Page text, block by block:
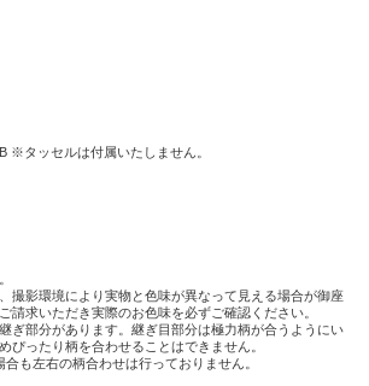
※タッセルは付属いたしません。
撮影環境により実物と色味が異なって見える場合が御座
請求いただき実際のお色味を必ずご確認ください。
ぎ部分があります。継ぎ目部分は極力柄が合うようにい
ぴったり柄を合わせることはできません。
も左右の柄合わせは行っておりません。